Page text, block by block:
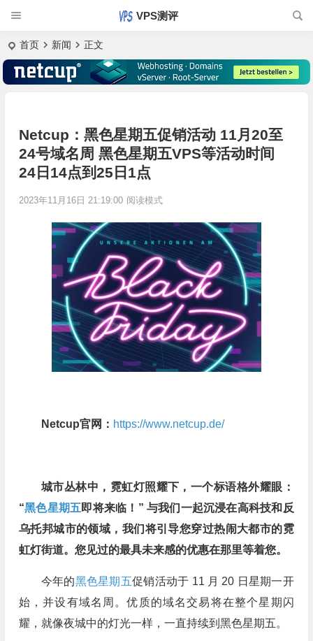
VPS测评
首页 新闻 正文
Netcup：黑色星期五促销活动 11月20至
24号域名周 黑色星期五VPS等活动时间
24日14点到25日1点
2023年11月16日 21:19:00 阅读模式
Netcup官网： https://www.netcup.de/
城市丛林中，霓虹灯照耀下，一个标语格外耀眼：
“黑色星期五即将来临！” 与我们一起沉浸在高科技和反
乌托邦城市的领域，我们将引导您穿过热闹大都市的霓
虹灯街道。您见过的最具未来感的优惠在那里等着您。
今年的黑色星期五促销活动于 11 月 20 日星期一开
始，并设有域名周。优质的域名交易将在整个星期闪
耀，就像夜城中的灯光一样，一直持续到黑色星期五。